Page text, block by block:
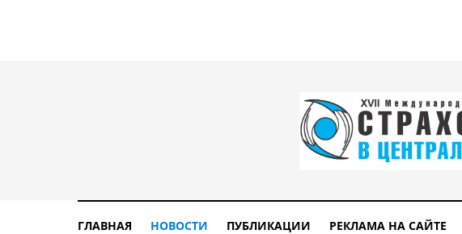
ГЛАВНАЯ НОВОСТИ ПУБЛИКАЦИИ РЕКЛАМА НА САЙТЕ